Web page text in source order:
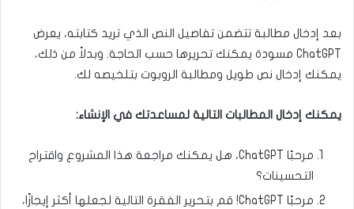
بعد إدخال مطالبة تتضمن تفاصيل النص الذي تريد كتابته، يعرض
ChatGPT مسودة يمكنك تحريرها حسب الحاجة. وبدلاً من ذلك،
يمكنك إدخال نص طويل ومطالبة الروبوت بتلخيصه لك.
يمكنك إدخال المطالبات التالية لمساعدتك في الإنشاء:
مرحبًا ChatGPT، هل يمكنك مراجعة هذا المشروع واقتراح
التحسينات؟
مرحبًا ChatGPT! قم بتحرير الفقرة التالية لجعلها أكثر إيجازًا،